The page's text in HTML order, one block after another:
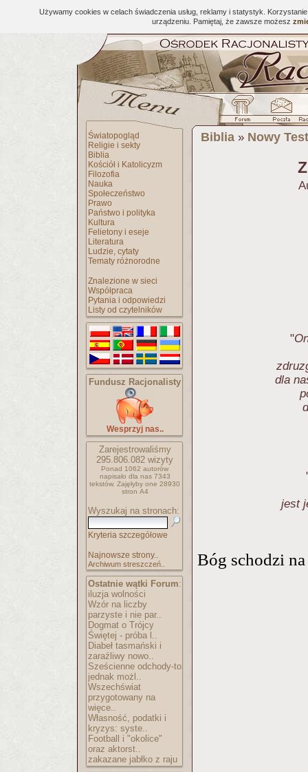
Używamy cookies w celach świadczenia usług, reklamy i statystyk.
urządzeniu. Pamiętaj, że zawsze możesz
Światopogląd
Religie i sekty
Biblia
Kościół i Katolicyzm
Filozofia
Nauka
Społeczeństwo
Prawo
Państwo i polityka
Kultura
Felietony i eseje
Literatura
Ludzie, cytaty
Tematy różnorodne
Znalezione w sieci
Współpraca
Pytania i odpowiedzi
Listy od czytelników
Fundusz Racjonalisty
Wesprzyj nas..
Zarejestrowaliśmy
295.806.082 wizyty
Ponad 1062 autorów
napisało dla nas 7343
tekstów. Zajęłyby one 28930
stron A4
Wyszukaj na stronach:
Kryteria szczegółowe
Najnowsze strony..
Archiwum streszczeń..
Ostatnie wątki Forum:
iluzja wolności
Wzór na liczby
parzyste i nie par..
Dogmat o Trójcy
Świętej - próba l..
Diabeł tasmański i
zaraźliwy nowo..
Sześcienne odchody-to
jednak możl..
Wszechświat
przygotowany na
więce..
Własność, podatki i
kryzys: syste..
Football i "okolice"
oraz aktorst..
zakazane jabłko z raju
Biblia » Nowy
"
dla
jest
Bóg schodzi